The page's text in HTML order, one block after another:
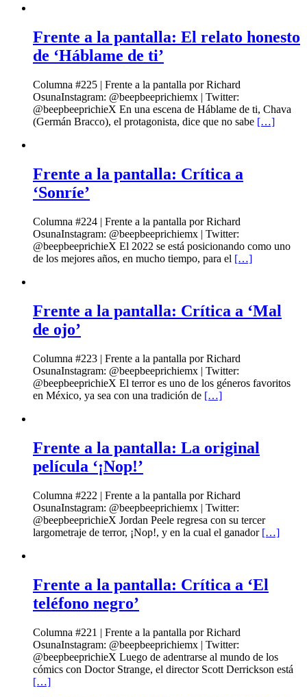
Frente a la pantalla: El relato honesto
de ‘Háblame de ti’
Columna #225 | Frente a la pantalla por Richard
OsunaInstagram: @beepbeeprichiemx | Twitter:
@beepbeeprichieX En una escena de Háblame de ti, Chava
(Germán Bracco), el protagonista, dice que no sabe […]
Frente a la pantalla: Crítica a
‘Sonríe’
Columna #224 | Frente a la pantalla por Richard
OsunaInstagram: @beepbeeprichiemx | Twitter:
@beepbeeprichieX El 2022 se está posicionando como uno
de los mejores años, en mucho tiempo, para el […]
Frente a la pantalla: Crítica a ‘Mal
de ojo’
Columna #223 | Frente a la pantalla por Richard
OsunaInstagram: @beepbeeprichiemx | Twitter:
@beepbeeprichieX El terror es uno de los géneros favoritos
en México, ya sea con una tradición de […]
Frente a la pantalla: La original
película ‘¡Nop!’
Columna #222 | Frente a la pantalla por Richard
OsunaInstagram: @beepbeeprichiemx | Twitter:
@beepbeeprichieX Jordan Peele regresa con su tercer
largometraje de terror, ¡Nop!, y en la cual el ganador […]
Frente a la pantalla: Crítica a ‘El
teléfono negro’
Columna #221 | Frente a la pantalla por Richard
OsunaInstagram: @beepbeeprichiemx | Twitter:
@beepbeeprichieX Luego de adentrarse al mundo de los
cómics con Doctor Strange, el director Scott Derrickson está
[…]